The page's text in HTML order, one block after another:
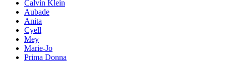
Calvin Klein
Aubade
Anita
Cyell
Mey
Marie-Jo
Prima Donna